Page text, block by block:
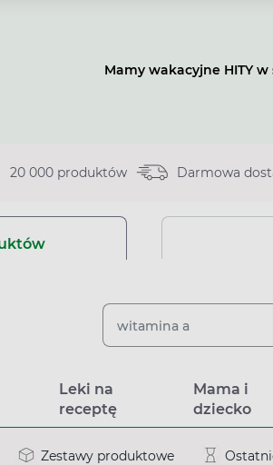
Mamy wakacyjne HITY
20 000 produktów Darmowa
Leki na
receptę
Mama i
dziecko
Zestawy produktowe